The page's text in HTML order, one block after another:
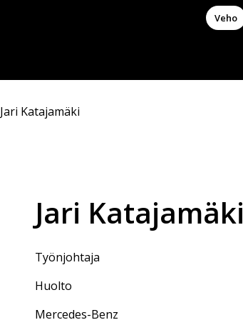
Veho
Jari Katajamäki
Jari Katajamäki
työnjohtaja
Huolto
Mercedes-Benz